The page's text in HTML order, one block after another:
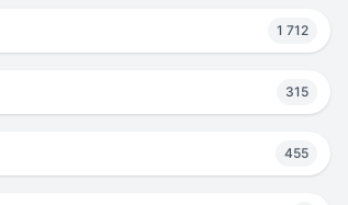
1 712
315
455